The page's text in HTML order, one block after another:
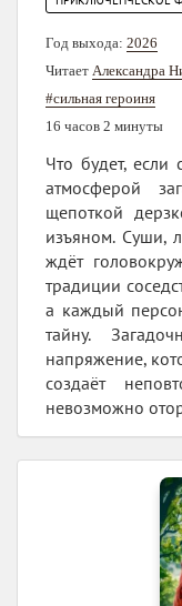
Год выхода: 2026
Читает Александра
#сильная героиня
16 часов 2 минуты
Что будет, если
атмосферой
щепоткой
изъяном. Суши,
ждёт
традиции
а каждый
тайну.
напряжение,
создаёт
невозможно